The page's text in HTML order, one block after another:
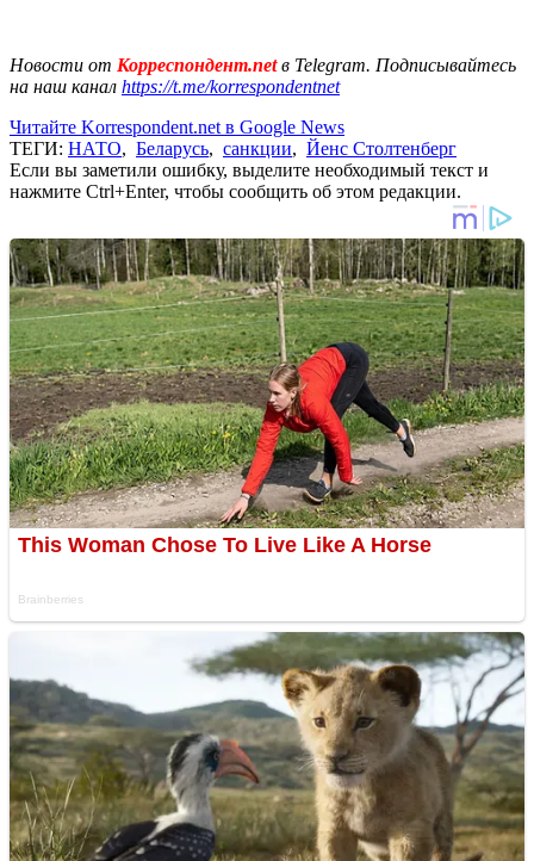
Новости от Корреспондент.netв Telegram. Подписывайтесь
на наш канал https://t.me/korrespondentnet
Читайте Korrespondent.net в Google News
ТЕГИ: НАТО, Беларусь, санкции, Йенс Столтенберг
Если вы заметили ошибку, выделите необходимый текст и
нажмите Ctrl+Enter, чтобы сообщить об этом редакции.